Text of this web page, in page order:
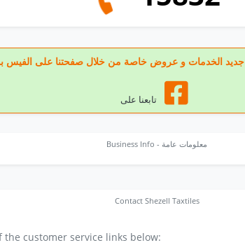
جديد الخدمات و عروض خاصة من خلال صفحتنا على الفيس
تابعنا على
Business Info - معلومات عامة
Contact Shezell Taxtiles
customer service links below: